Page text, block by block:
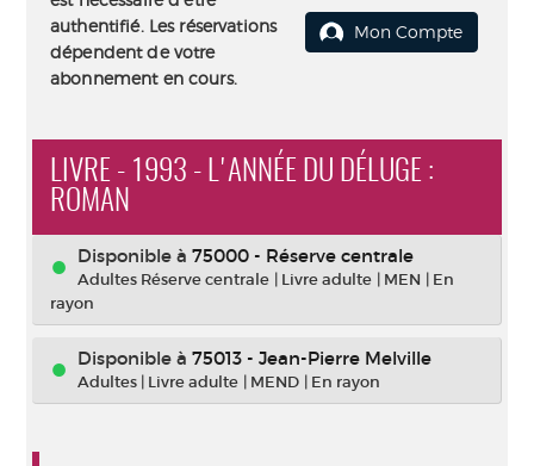
authentifié. Les réservations
dépendent de votre
abonnement en cours.
Mon Compte
LIVRE - 1993 - L'ANNÉE DU DÉLUGE :
ROMAN
Disponible à 75000 - Réserve centrale
Adultes Réserve centrale | Livre adulte | MEN | En
rayon
Disponible à 75013 - Jean-Pierre Melville
Adultes | Livre adulte | MEND | En rayon